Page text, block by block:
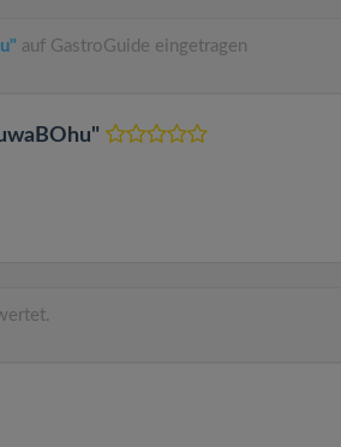
auf GastroGuide eingetragen